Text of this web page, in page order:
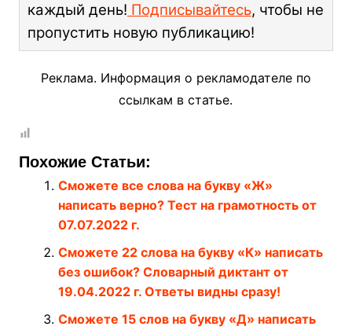
каждый день! Подписывайтесь, чтобы не
пропустить новую публикацию!
Реклама. Информация о рекламодателе по
ссылкам в статье.
Похожие Статьи:
Сможете все слова на букву «Ж»
написать верно? Тест на грамотность от
07.07.2022 г.
Сможете 22 слова на букву «К» написать
без ошибок? Словарный диктант от
19.04.2022 г. Ответы видны сразу!
Сможете 15 слов на букву «Д» написать